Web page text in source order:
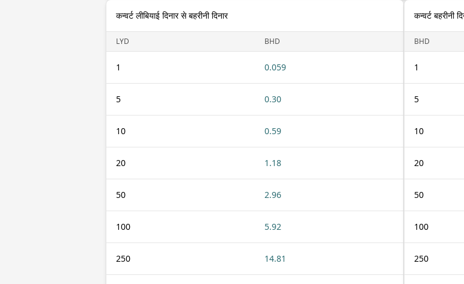
कन्वर्ट लीबियाई दिनार से बहरीनी दिनार
LYD BHD
1 0.059
5 0.30
10 0.59
20 1.18
50 2.96
100 5.92
250 14.81
कन्वर्ट बहरीनी
BHD
1
5
10
20
50
100
250